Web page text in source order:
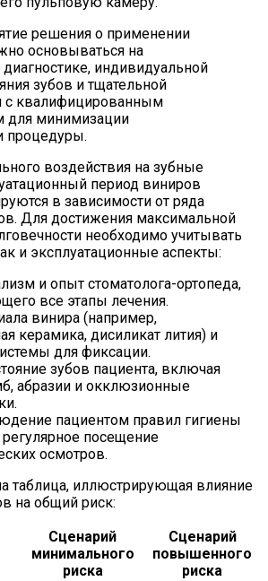
решения о применении
основываться на
индивидуальной
зубов и тщательной
с квалифицированным
для минимизации
процедуры.
воздействия на зубные
период виниров
в зависимости от ряда
Для достижения максимальной
необходимо учитывать
и эксплуатационные аспекты:
и опыт стоматолога-ортопеда,
все этапы лечения.
винира (например,
керамика, дисиликат лития) и
для фиксации.
зубов пациента, включая
абразии и окклюзионные
пациентом правил гигиены
регулярное посещение
осмотров.
таблица, иллюстрирующая влияние
на общий риск:
Сценарий
минимального
риска
Сценарий
повышенного
риска